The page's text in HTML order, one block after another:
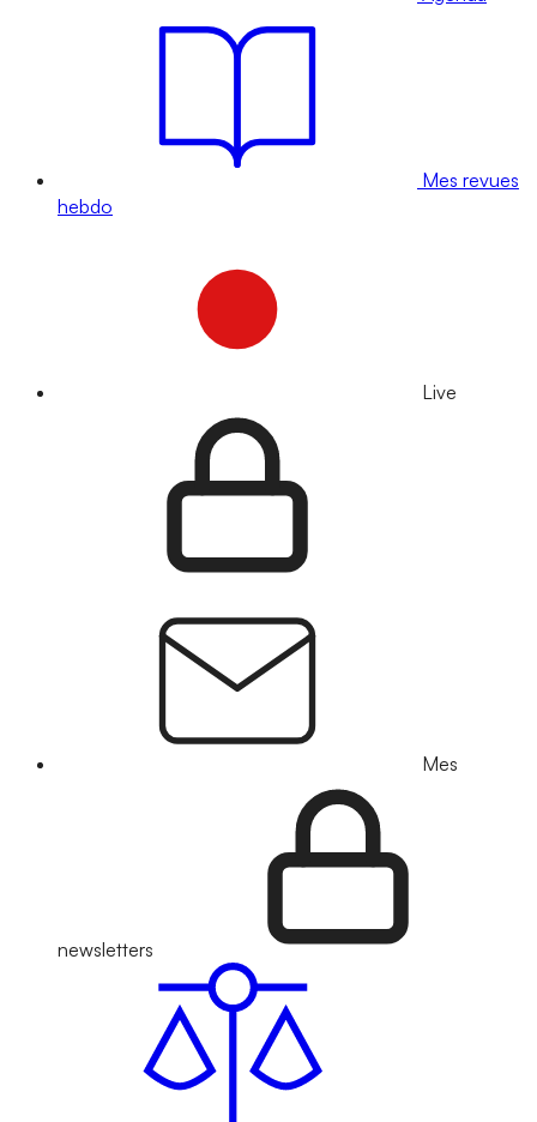
Mes revues
hebdo
Live
Mes
newsletters